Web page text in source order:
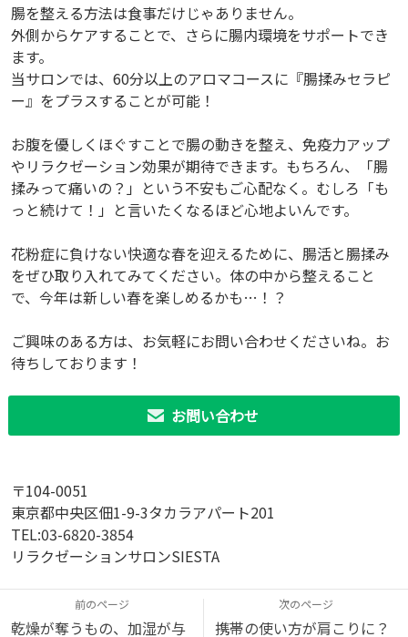
腸を整える方法は食事だけじゃありません。
外側からケアすることで、さらに腸内環境をサポートでき
ます。
当サロンでは、60分以上のアロマコースに『腸揉みセラピ
ー』をプラスすることが可能！
お腹を優しくほぐすことで腸の動きを整え、免疫力アップ
やリラクゼーション効果が期待できます。もちろん、「腸
揉みって痛いの？」という不安もご心配なく。むしろ「も
っと続けて！」と言いたくなるほど心地よいんです。
花粉症に負けない快適な春を迎えるために、腸活と腸揉み
をぜひ取り入れてみてください。体の中から整えること
で、今年は新しい春を楽しめるかも…！？
ご興味のある方は、お気軽にお問い合わせくださいね。お
待ちしております！
お問い合わせ
〒104-0051
東京都中央区佃1-9-3タカラアパート201
TEL:03-6820-3854
リラクゼーションサロンSIESTA
前のページ
乾燥が奪うもの、加湿が与
次のページ
携帯の使い方が肩こりに？